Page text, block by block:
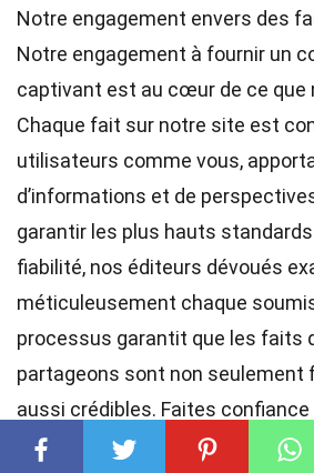
Notre engagement envers des
Notre engagement à fournir un
captivant est au cœur de ce que
Chaque fait sur notre site est
utilisateurs comme vous,
d’informations et de
garantir les plus hauts standards
fiabilité, nos éditeurs dévoués
méticuleusement chaque
processus garantit que les faits
partageons sont non seulement
aussi crédibles. Faites confiance
engagement envers la qualité et